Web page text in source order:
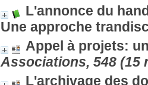
L'annonce du
Une approche
Appel à projets:
Associations, 548 (15
L'archivage des